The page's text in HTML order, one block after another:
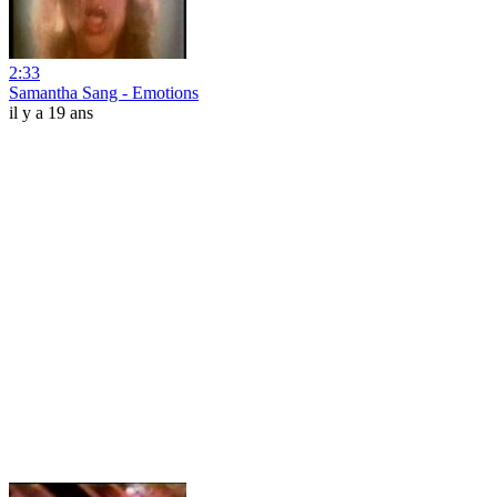
2:33
Samantha Sang - Emotions
il y a 19 ans